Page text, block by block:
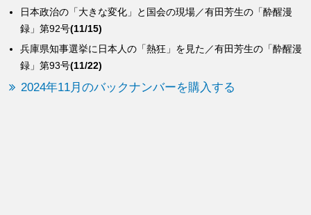
兵庫県知事選挙に日本人の「熱狂」を見た／有田芳生の「酔醒漫
録」第93号(11/22)
日本政治の「大きな変化」と国会の現場／有田芳生の「酔醒漫
録」第92号(11/15)
2024年11月のバックナンバーを購入する